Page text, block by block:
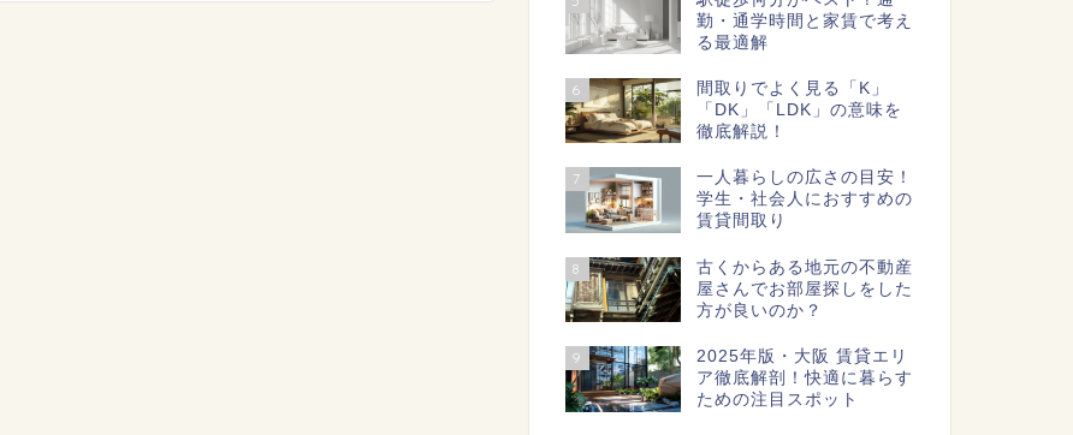
勤・通学時間と家賃で考え
る最適解
6
間取りでよく見る「K」
「DK」「LDK」の意味を
徹底解説！
7
一人暮らしの広さの目安！
学生・社会人におすすめの
賃貸間取り
8
古くからある地元の不動産
屋さんでお部屋探しをした
方が良いのか？
9
2025年版・大阪 賃貸エリ
ア徹底解剖！快適に暮らす
ための注目スポット